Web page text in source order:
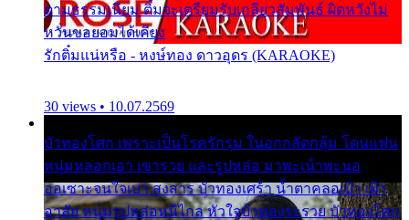
ตามธรรมเนียม ติ๋มจะเตรียมรับเกลียวสัมพันธ์ ผิดหวังไม่
หวั่นขอยอมได้เคียง
รักติ๋มแน่หรือ - หงษ์ทอง ดาวอุดร (KARAOKE)
30 views • 10.07.2569
บัวทองโศก เพราะเป็นโรครักรุม ในอกกลัดกลุ้ม โดนแฟน
หนุ่มหลอกเอา เขารวย และรูปหล่อ มาพะเน้าพะนอ
ออเซาะจนใจเบา สงสาร บัวทองเศร้า น้ำตาคลอเบ้า เฝ้า
อาลัย หนุ่มรูปหล่อหนีไกล หัวใจบัวทองระรวย บัวทองโศก